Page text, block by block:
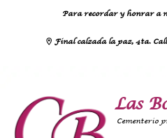
Para recordar y honrar a
Final calzada la paz, 4ta.
Las
Cementerio